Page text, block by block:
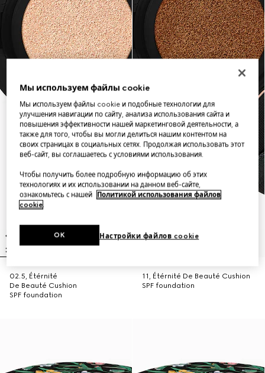
02.5, Étérnité
De Beauté Cushion
SPF foundation
11, Étérnité De Beauté Cushion
SPF foundation
Мы используем файлы cookie
Мы используем файлы cookie и подобные технологии для
улучшения навигации по сайту, анализа использования сайта и
повышения эффективности нашей маркетинговой деятельности, а
также для того, чтобы вы могли делиться нашим контентом на
своих страницах в социальных сетях. Продолжая использовать этот
веб-сайт, вы соглашаетесь с условиями использования.
Чтобы получить более подробную информацию об этих
технологиях и их использовании на данном веб-сайте,
ознакомьтесь с нашей
Политикой использования файлов
cookie.
Настройки файлов cookie
OK